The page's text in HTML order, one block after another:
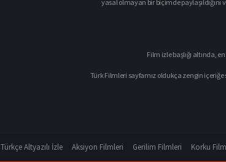
yasal olmayan bir biçimde
Film izle başlığı altında,
Türk Filmleri sayfamız oldukça zengin
Türkçe Altyazılı İzle Aksiyon Filmleri Gerilim Filmleri Korku